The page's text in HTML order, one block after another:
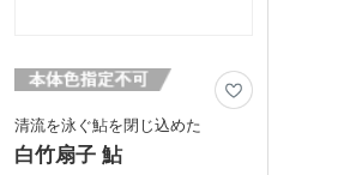
清流を泳ぐ鮎を閉じ込めた
白竹扇子 鮎